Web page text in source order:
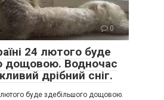
0
24 лютого буде
дощовою. Водночас
дрібний сніг.
лютого буде здебільшого дощовою.